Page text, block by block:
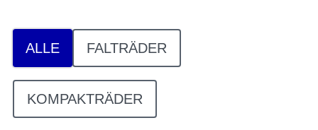
ALLE FALTRÄDER
KOMPAKTRÄDER